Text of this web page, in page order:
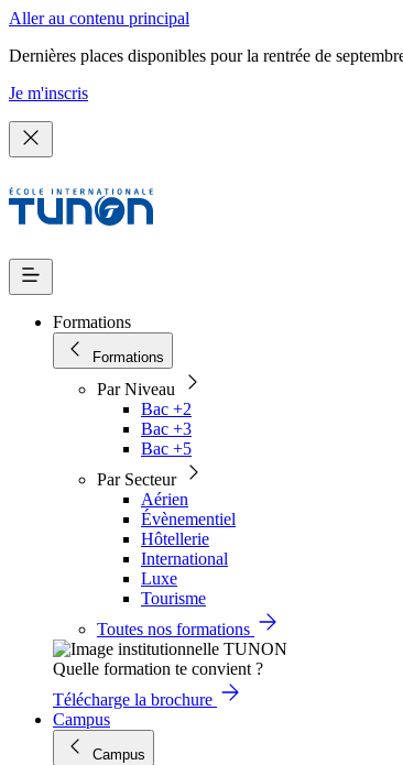
Aller au contenu principal
Dernières places disponibles pour la rentrée de
Je m'inscris
Formations
Formations
Par Niveau
Bac +2
Bac +3
Bac +5
Par Secteur
Aérien
Évènementiel
Hôtellerie
International
Luxe
Tourisme
Toutes nos formations
Quelle formation te convient ?
Télécharge la brochure
Campus
Campus